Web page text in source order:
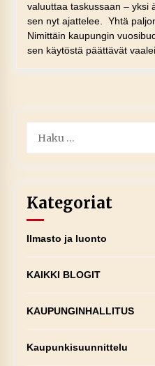
valuuttaa taskussaan – yksi
sen nyt ajattelee. Yhtä
Nimittäin kaupungin
sen käytöstä päättävät
Kategoriat
Ilmasto ja luonto
KAIKKI BLOGIT
KAUPUNGINHALLITUS
Kaupunkisuunnittelu